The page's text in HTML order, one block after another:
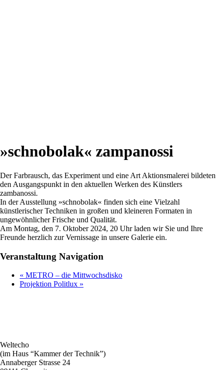
»schnobolak« zampanossi
Der Farbrausch, das Experiment und eine Art Aktionsmalerei bildeten
den Ausgangspunkt in den aktuellen Werken des Künstlers
zambanossi.
In der Ausstellung »schnobolak« finden sich eine Vielzahl
künstlerischer Techniken in großen und kleineren Formaten in
ungewöhnlicher Frische und Qualität.
Am Montag, den 7. Oktober 2024, 20 Uhr laden wir Sie und Ihre
Freunde herzlich zur Vernissage in unsere Galerie ein.
Veranstaltung Navigation
« METRO – die Mittwochsdisko
Projektion Politlux »
Weltecho
(im Haus “Kammer der Technik”)
Annaberger Strasse 24